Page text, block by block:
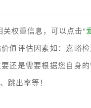
关权重信息，可以点击"
值评估因素如：嘉峪
还是需要根据您自身
跳出率等！